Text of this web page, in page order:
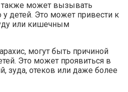
также может вызывать
детей. Это может привести к
или кишечным
могут быть причиной
Это может проявиться в
зуда, отеков или даже более